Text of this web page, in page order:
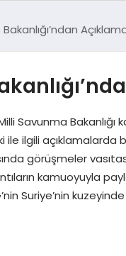
Savunma
ile ilgili açıklamalarda
görüşmeler
kamuoyuyla
Suriye’nin